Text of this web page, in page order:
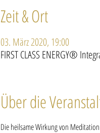
Zeit & Ort
03. März 2020, 19:00
FIRST CLASS ENERGY®
Über die
Die heilsame Wirkung von